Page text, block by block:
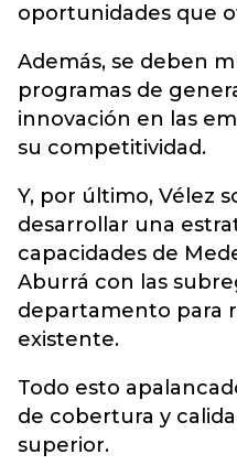
oportunidades que
Además, se deben
programas de
innovación en las
su competitividad.
Y, por último, Vélez
desarrollar una
capacidades de
Aburrá con las
departamento para
existente.
Todo esto
de cobertura y
superior.